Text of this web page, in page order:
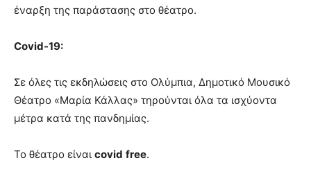
έναρξη της παράστασης στο θέατρο.
Covid-19:
Σε όλες τις εκδηλώσεις στο Ολύμπια, Δημοτικό Μουσικό
Θέατρο «Μαρία Κάλλας» τηρούνται όλα τα ισχύοντα
μέτρα κατά της πανδημίας.
Το θέατρο είναι covid free.